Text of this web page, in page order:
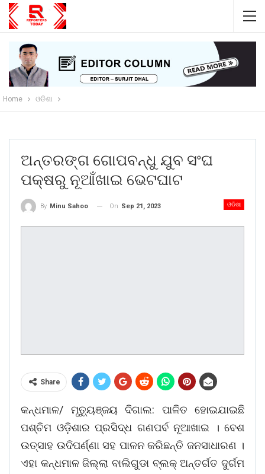
Home ଓଡିଶା
ଅନ୍ତରଙ୍ଗ ଗୋପବନ୍ଧୁ ଯୁବ ସଂଘ
ପକ୍ଷରୁ ନୂଆଁଖାଇ ଭେଟଘାଟ
ଓଡିଶା
By Minu Sahoo On Sep 21, 2023
Share
କନ୍ଧମାଳ/ ମୃତ୍ୟୁଞ୍ଜୟ ଦିଗାଲ: ପାଳିତ ହୋଇଯାଇଛି
ପଶ୍ଚିମ ଓଡ଼ିଶାର ପ୍ରସିଦ୍ଧ ଗଣପର୍ବ ନୂଆଖାଇ । ବେଶ
ଉତ୍ସାହ ଉଦିପର୍ଣ୍ଣା ସହ ପାଳନ କରିଛନ୍ତି ଜନସାଧାରଣ ।
ଏହା କନ୍ଧମାଳ ଜିଲ୍ଲା ବାଲିଗୁଡା ବ୍ଲକ୍ ଅନ୍ତର୍ଗତ ଦୁର୍ଗମ